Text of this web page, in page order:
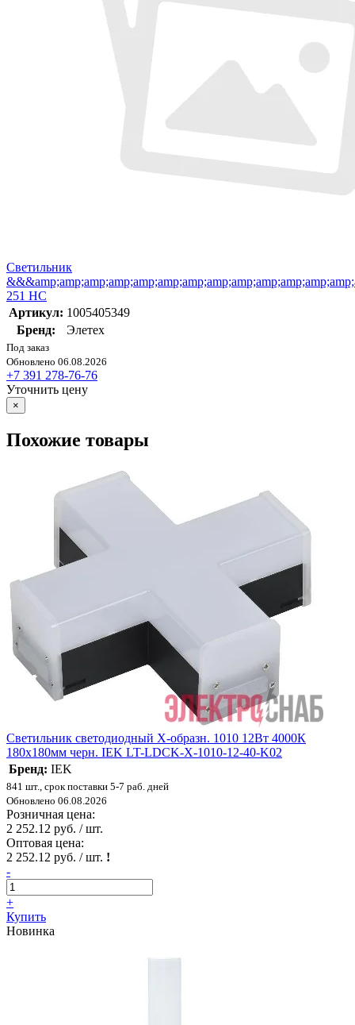
Светильник
251 НС
Артикул: 1005405349
Бренд:
Элетех
Под заказ
Обновлено 06.08.2026
+7 391 278-76-76
Уточнить цену
×
Похожие товары
Светильник светодиодный X-образн. 1010 12Вт 4000К
180х180мм черн. IEK LT-LDCK-X-1010-12-40-K02
Бренд: IEK
841 шт., срок поставки 5-7 раб. дней
Обновлено 06.08.2026
Розничная цена:
2 252.12 руб. / шт.
Оптовая цена:
2 252.12 руб. / шт. !
-
+
Купить
Новинка